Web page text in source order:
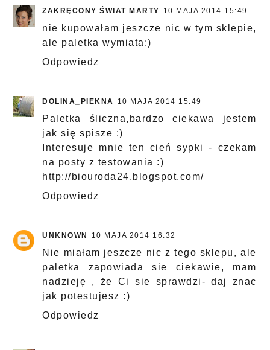
ZAKRĘCONY ŚWIAT MARTY 10 MAJA 2014 15:49
nie kupowałam jeszcze nic w tym sklepie,
ale paletka wymiata:)
Odpowiedz
DOLINA_PIEKNA 10 MAJA 2014 15:49
Paletka śliczna,bardzo ciekawa jestem
jak się spisze :)
Interesuje mnie ten cień sypki - czekam
na posty z testowania :)
http://biouroda24.blogspot.com/
Odpowiedz
UNKNOWN 10 MAJA 2014 16:32
Nie miałam jeszcze nic z tego sklepu, ale
paletka zapowiada sie ciekawie, mam
nadzieję , że Ci sie sprawdzi- daj znac
jak potestujesz :)
Odpowiedz